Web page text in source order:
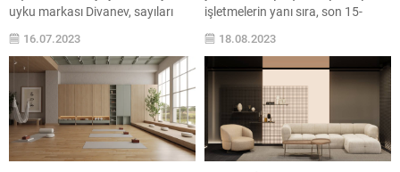
uyku markası Divanev, sayıları
hızla artan mağazalarına bir
yenisini daha ekledi ve
Mardin’de bulunan 1.400 m2
alana sahip yeni mağazasının
açılışını gerçekleştirdi. Yataş
Grubu’nun yurt içi ve yurt dışında
hızla büyüyen mobilya ve uyku
markası Divanev, mobilya
16.07.2023
işletmelerin yanı sıra, son 15-
20 yıllık süreçte fabrikasyon
üretim yapan orta ve büyük
ölçekli işletmelerin sayısının arttığı
bir sektör. Sektör, ülke
ekonomisine katma değer ve
istihdam sağlamakta, ayrıca
ihracat potansiyeli yüksek bir
sektör olarak
18.08.2023